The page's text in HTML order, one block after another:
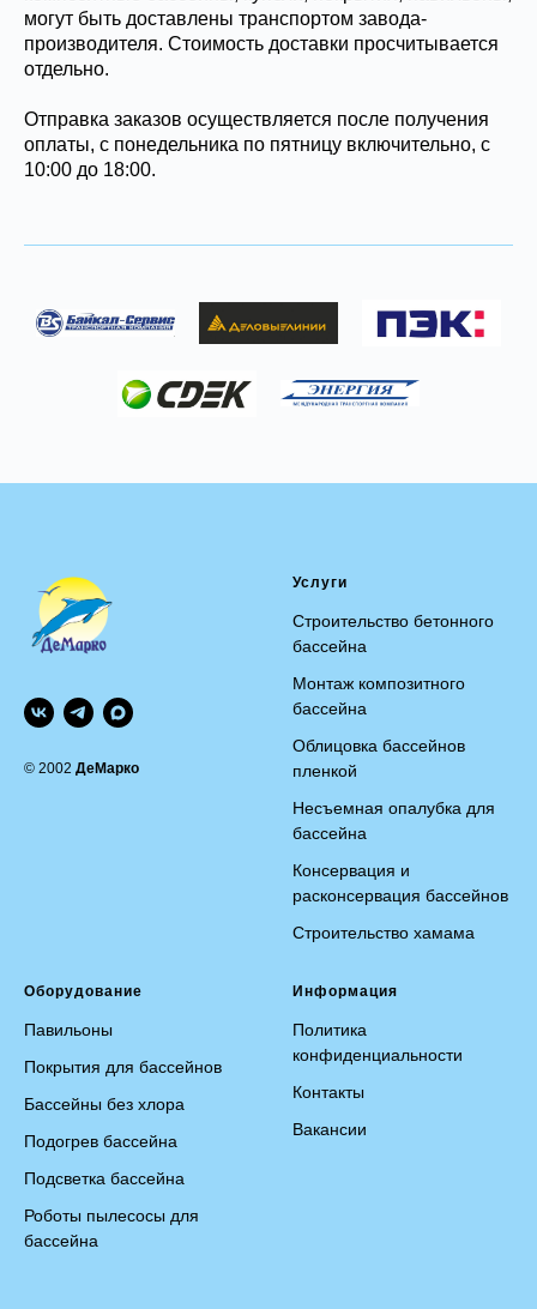
могут быть доставлены транспортом завода-
производителя. Стоимость доставки просчитывается
отдельно.
Отправка заказов осуществляется после получения
оплаты, с понедельника по пятницу включительно, с
10:00 до 18:00.
© 2002 ДеМарко
Услуги
Строительство бетонного
бассейна
Монтаж композитного
бассейна
Облицовка бассейнов
пленкой
Несъемная опалубка для
бассейна
Консервация и
расконсервация бассейнов
Строительство хамама
Оборудование
Павильоны
Покрытия для бассейнов
Бассейны без хлора
Подогрев бассейна
Подсветка бассейна
Роботы пылесосы для
бассейна
Информация
Политика
конфиденциальности
Контакты
Вакансии